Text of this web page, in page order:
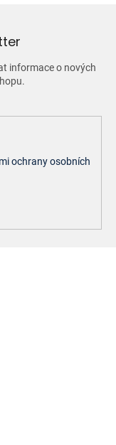
informace o nových
ochrany osobních